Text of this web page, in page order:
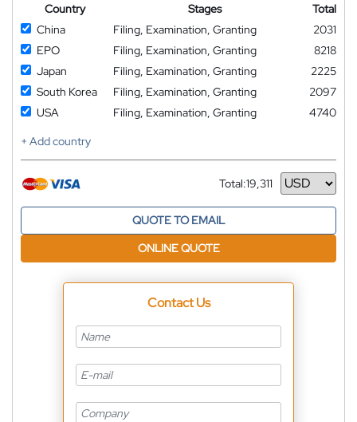
Country
Stages
Total
China
Filing, Examination, Granting
2031
EPO
Filing, Examination, Granting
8218
Japan
Filing, Examination, Granting
2225
South Korea
Filing, Examination, Granting
2097
USA
Filing, Examination, Granting
4740
+ Add country
Total:19,311
Currency
QUOTE TO EMAIL
ONLINE QUOTE
Contact Us